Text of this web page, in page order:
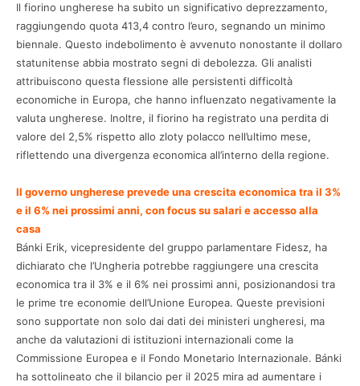
Il fiorino ungherese ha subito un significativo deprezzamento,
raggiungendo quota 413,4 contro l’euro, segnando un minimo
biennale. Questo indebolimento è avvenuto nonostante il dollaro
statunitense abbia mostrato segni di debolezza. Gli analisti
attribuiscono questa flessione alle persistenti difficoltà
economiche in Europa, che hanno influenzato negativamente la
valuta ungherese. Inoltre, il fiorino ha registrato una perdita di
valore del 2,5% rispetto allo zloty polacco nell’ultimo mese,
riflettendo una divergenza economica all’interno della regione.
Il governo ungherese prevede una crescita economica tra il 3%
e il 6% nei prossimi anni, con focus su salari e accesso alla
casa
Bánki Erik, vicepresidente del gruppo parlamentare Fidesz, ha
dichiarato che l’Ungheria potrebbe raggiungere una crescita
economica tra il 3% e il 6% nei prossimi anni, posizionandosi tra
le prime tre economie dell’Unione Europea. Queste previsioni
sono supportate non solo dai dati dei ministeri ungheresi, ma
anche da valutazioni di istituzioni internazionali come la
Commissione Europea e il Fondo Monetario Internazionale. Bánki
ha sottolineato che il bilancio per il 2025 mira ad aumentare i